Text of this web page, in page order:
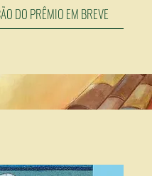
DO PRÊMIO EM BREVE